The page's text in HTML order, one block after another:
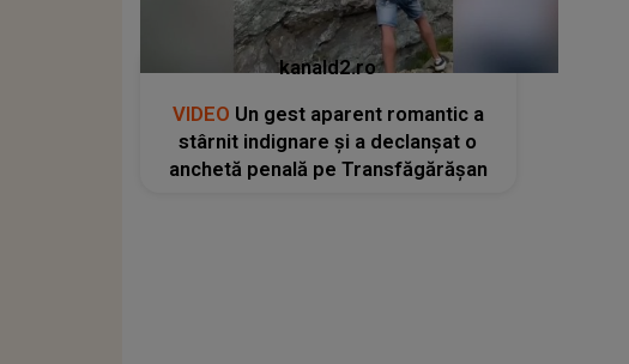
kanald2.ro
VIDEO Un gest aparent romantic a
stârnit indignare și a declanșat o
anchetă penală pe Transfăgărășan